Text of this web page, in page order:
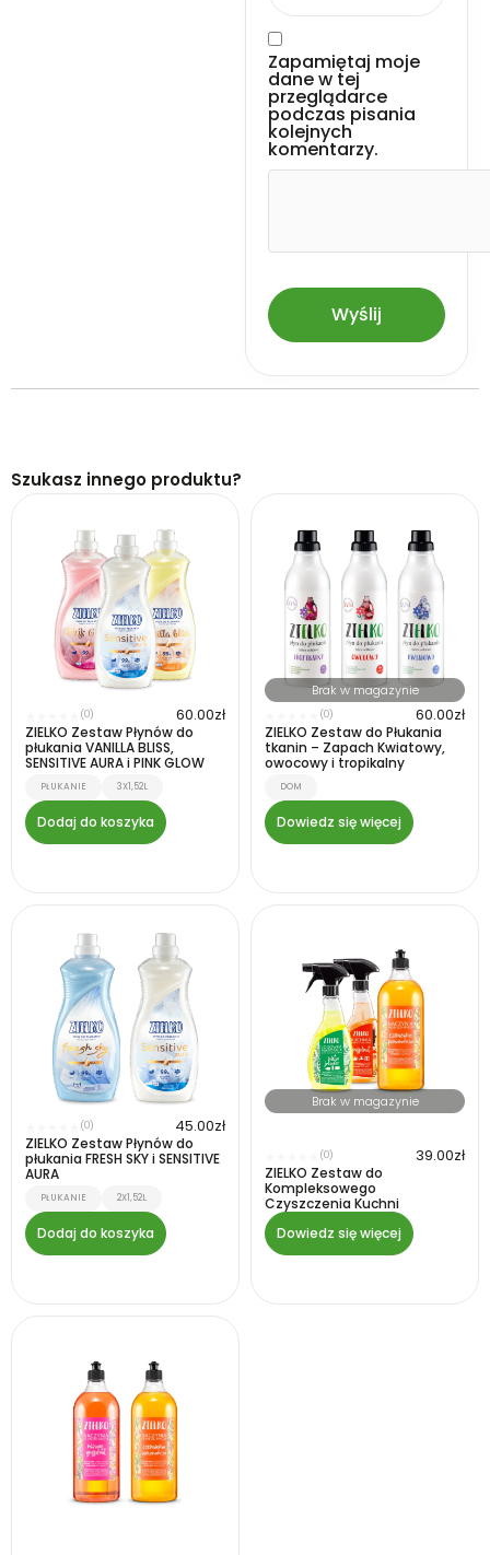
Zapamiętaj moje
dane w tej
przeglądarce
podczas pisania
kolejnych
komentarzy.
Szukasz innego produktu?
(0) 60.00zł
ZIELKO Zestaw Płynów do
płukania VANILLA BLISS,
SENSITIVE AURA i PINK GLOW
PŁUKANIE 3X1,52L
Dodaj do koszyka
Brak w magazynie
(0) 60.00zł
ZIELKO Zestaw do Płukania
tkanin – Zapach Kwiatowy,
owocowy i tropikalny
DOM
Dowiedz się więcej
(0) 45.00zł
ZIELKO Zestaw Płynów do
płukania FRESH SKY i SENSITIVE
AURA
PŁUKANIE 2X1,52L
Dodaj do koszyka
Brak w magazynie
(0) 39.00zł
ZIELKO Zestaw do
Kompleksowego
Czyszczenia Kuchni
Dowiedz się więcej